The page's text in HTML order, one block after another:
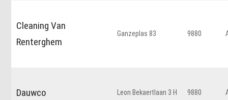
Cleaning Van
Renterghem
Ganzeplas 83 9880
Dauwco Leon Bekaertlaan 3 H 9880